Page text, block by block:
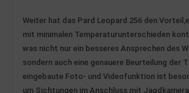
Weiter hat das Pard Leopard 256 den
mit minimalen Temperaturunterschieden
was nicht nur ein besseres Ansprechen des
sondern auch eine genauere Beurteilung der
eingebaute Foto- und Videofunktion ist
um Sichtungen im Anschluss mit